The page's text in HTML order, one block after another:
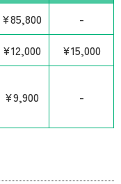
¥85,800
-
¥12,000
¥15,000
¥9,900 -